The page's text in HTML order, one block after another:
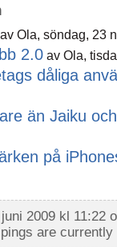
av Ola, söndag, 23
2.0 av Ola,
dåliga
än Jaiku
på
2009 kl 11:22
are currently